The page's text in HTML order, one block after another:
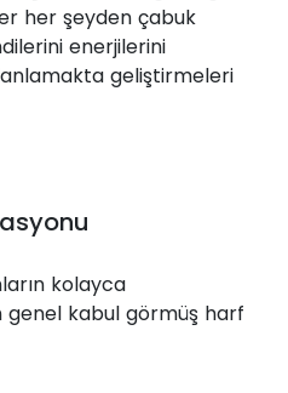
her şeyden çabuk
enerjilerini
geliştirmeleri
kolayca
genel kabul görmüş harf